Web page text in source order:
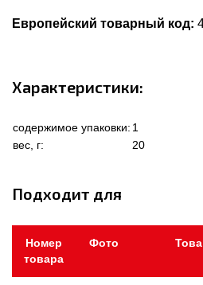
Европейский товарный код:
Характеристики:
содержимое упаковки: 1
вес, г:
20
Подходит для
Номер
товара
Фото